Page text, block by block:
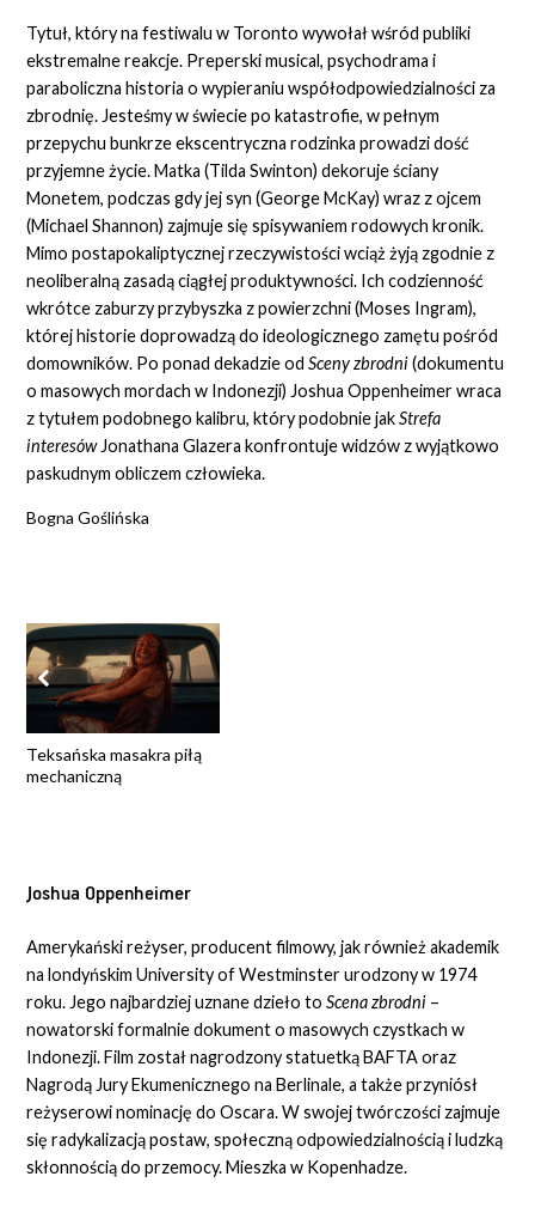
Teksańska masakra piłą
mechaniczną
Tytuł, który na festiwalu w Toronto wywołał wśród publiki
ekstremalne reakcje. Preperski musical, psychodrama i
paraboliczna historia o wypieraniu współodpowiedzialności za
zbrodnię. Jesteśmy w świecie po katastrofie, w pełnym
przepychu bunkrze ekscentryczna rodzinka prowadzi dość
przyjemne życie. Matka (Tilda Swinton) dekoruje ściany
Monetem, podczas gdy jej syn (George McKay) wraz z ojcem
(Michael Shannon) zajmuje się spisywaniem rodowych kronik.
Mimo postapokaliptycznej rzeczywistości wciąż żyją zgodnie z
neoliberalną zasadą ciągłej produktywności. Ich codzienność
wkrótce zaburzy przybyszka z powierzchni (Moses Ingram),
której historie doprowadzą do ideologicznego zamętu pośród
domowników. Po ponad dekadzie odSceny zbrodni(dokumentu
o masowych mordach w Indonezji) Joshua Oppenheimer wraca
z tytułem podobnego kalibru, który podobnie jakStrefa
interesówJonathana Glazera konfrontuje widzów z wyjątkowo
paskudnym obliczem człowieka.
Bogna Goślińska
Joshua Oppenheimer
Amerykański reżyser, producent filmowy, jak również akademik
na londyńskim University of Westminster urodzony w 1974
roku. Jego najbardziej uznane dzieło toScena zbrodni –
nowatorski formalnie dokument o masowych czystkach w
Indonezji. Film został nagrodzony statuetką BAFTA oraz
Nagrodą Jury Ekumenicznego na Berlinale, a także przyniósł
reżyserowi nominację do Oscara. W swojej twórczości zajmuje
się radykalizacją postaw, społeczną odpowiedzialnością i ludzką
skłonnością do przemocy. Mieszka w Kopenhadze.